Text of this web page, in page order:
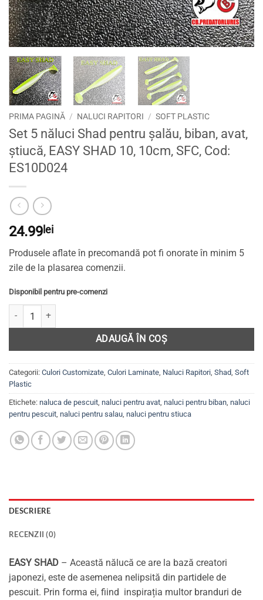
PRIMA PAGINĂ / NALUCI RAPITORI / SOFT PLASTIC
Set 5 năluci Shad pentru șalău, biban, avat,
știucă, EASY SHAD 10, 10cm, SFC, Cod:
ES10D024
24.99lei
Produsele aflate în precomandă pot fi onorate în minim 5
zile de la plasarea comenzii.
Disponibil pentru pre-comenzi
Cantitate Set 5 năluci Shad pentru șalău, biban, avat, știucă, EASY
ADAUGĂ ÎN COȘ
Categorii: Culori Customizate Culori Laminate Naluci Rapitori Shad Soft
Plastic
Etichete: naluca de pescuit naluci pentru avat naluci pentru biban naluci
pentru pescuit naluci pentru salau naluci pentru stiuca
DESCRIERE
RECENZII (0)
EASY SHAD – Această nălucă ce are la bază creatori
japonezi, este de asemenea nelipsită din partidele de
pescuit. Prin forma ei, fiind inspirația multor branduri de